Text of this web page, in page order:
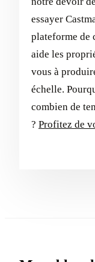
essayer
plateforme de
aide les
vous à
échelle.
combien de
? Profitez de